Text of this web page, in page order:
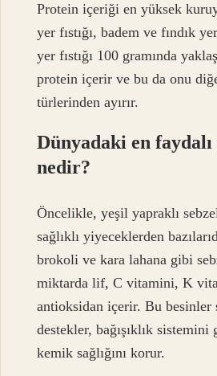
Protein içeriği en yüksek
yer fıstığı, badem ve fındık
yer fıstığı 100 gramında
protein içerir ve bu da onu
türlerinden ayırır.
Dünyadaki en
nedir?
Öncelikle, yeşil yapraklı
sağlıklı yiyeceklerden
brokoli ve kara lahana gibi
miktarda lif, C vitamini, K
antioksidan içerir. Bu besinler
destekler, bağışıklık
kemik sağlığını korur.